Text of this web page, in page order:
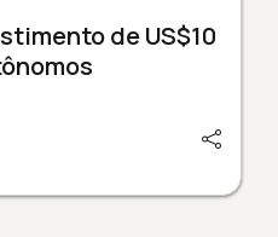
de US$10